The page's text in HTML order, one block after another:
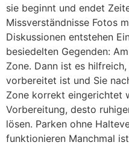
sie beginnt und endet
Missverständnisse Fotos
Diskussionen entstehen
besiedelten Gegenden:
Zone. Dann ist es
vorbereitet ist und Sie
Zone korrekt eingerichtet
Vorbereitung, desto
lösen. Parken ohne
funktionieren Manchmal